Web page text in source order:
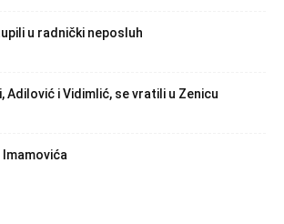
u radnički neposluh
Adilović i Vidimlić, se vratili u Zenicu
Imamovića